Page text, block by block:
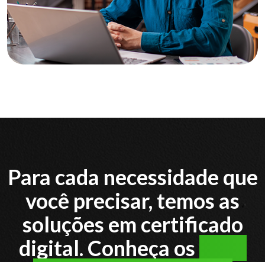
Para cada necessidade que
você precisar, temos as
soluções em certificado
digital. Conheça os